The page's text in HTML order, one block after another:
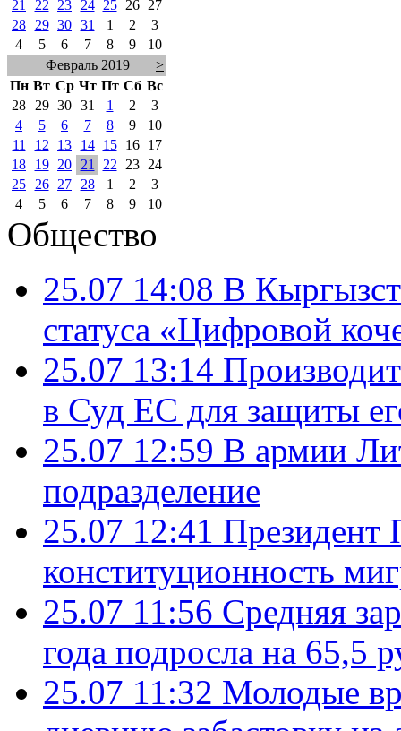
21 22 23 24 25 26
27
28
29 30 31 1 2
3
4
5 6 7 8 9
10
Февраль 2019
>
Пн Вт Ср Чт Пт Сб Вс
28
29 30 31 1 2
3
4
5 6 7 8 9
10
11
12 13 14 15 16
17
18
19 20 21 22 23
24
25
26 27 28 1 2
3
4
5 6 7 8 9 10
Общество
25.07 14:08 В
статуса «Цифровой
25.07 13:14
в Суд ЕС для защиты
25.07 12:59 В армии
подразделение
25.07 12:41 Президент
конституционность
25.07 11:56 Средняя
года подросла на 65,5
25.07 11:32 Молодые